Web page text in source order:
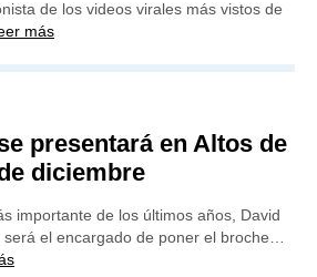
de los videos virales más vistos de
más
presentará en Altos de
diciembre
importante de los últimos años, David
será el encargado de poner el broche…